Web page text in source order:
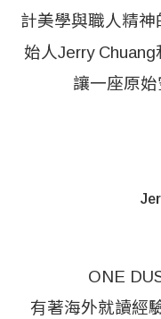
計美學與職人精神
始人Jerry
讓一座原
ONE
有著海外就讀經